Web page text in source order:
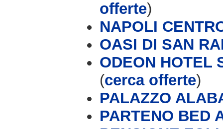
offerte)
NAPOLI
OASI DI SAN
ODEON HOTEL
(cerca offerte)
PALAZZO
PARTENO BED